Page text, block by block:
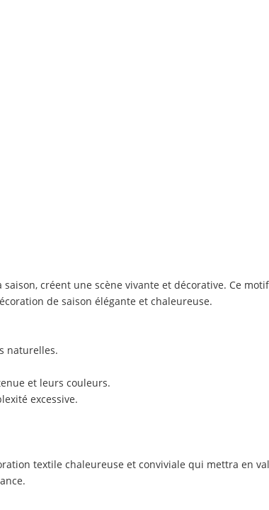
créent une scène vivante et décorative. Ce
de saison élégante et chaleureuse.
naturelles.
et leurs couleurs.
excessive.
textile chaleureuse et conviviale qui mettra en